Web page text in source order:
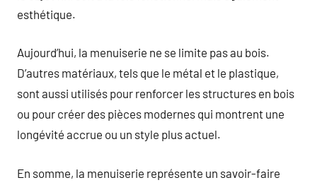
esthétique.
Aujourd’hui, la menuiserie ne se limite pas au bois.
D’autres matériaux, tels que le métal et le plastique,
sont aussi utilisés pour renforcer les structures en bois
ou pour créer des pièces modernes qui montrent une
longévité accrue ou un style plus actuel.
En somme, la menuiserie représente un savoir-faire